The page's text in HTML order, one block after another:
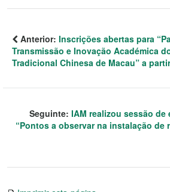
Anterior: Inscrições abertas para
Transmissão e Inovação Académica
Tradicional Chinesa de Macau” a
Seguinte: IAM realizou sessão
“Pontos a observar na instalação de